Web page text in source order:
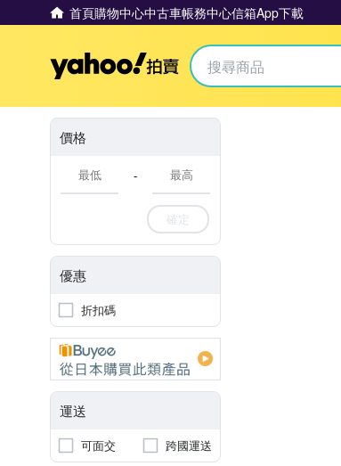
首頁購物中心中古車帳務中心信箱App下載
Yahoo拍賣
價格
-
確定
優惠
折扣碼
運送
可面交 跨國運送